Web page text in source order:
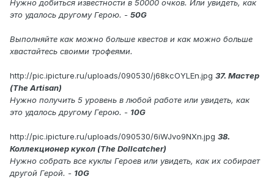
Нужно добиться известности в 50000 очков. Или увидеть, как
это удалось другому Герою. - 50G
Выполняйте как можно больше квестов и как можно больше
хвастайтесь своими трофеями.
http://pic.ipicture.ru/uploads/090530/j68kcOYLEn.jpg 37. Мастер
(The Artisan)
Нужно получить 5 уровень в любой работе или увидеть, как
это удалось другому Герою. - 10G
http://pic.ipicture.ru/uploads/090530/6iWJvo9NXn.jpg 38.
Коллекционер кукол (The Dollcatcher)
Нужно собрать все куклы Героев или увидеть, как их собирает
другой Герой. - 10G